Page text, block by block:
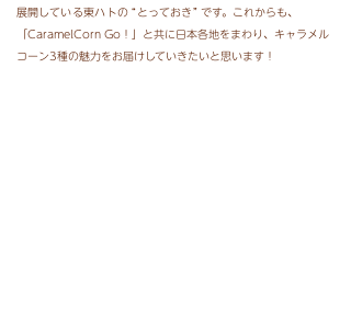
展開している東ハトの“とっておき”です。これからも、
「CaramelCorn Go！」と共に日本各地をまわり、キャラメル
コーン3種の魅力をお届けしていきたいと思います！